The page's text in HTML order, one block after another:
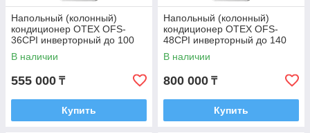
Напольный (колонный)
кондиционер OTEX OFS-
36CPI инверторный до 100
м² + монтажный комплект
В наличии
555 000 ₸
Купить
Напольный (колонный)
кондиционер OTEX OFS-
48CPI инверторный до 140
м² + монтажный комплект
В наличии
800 000 ₸
Купить